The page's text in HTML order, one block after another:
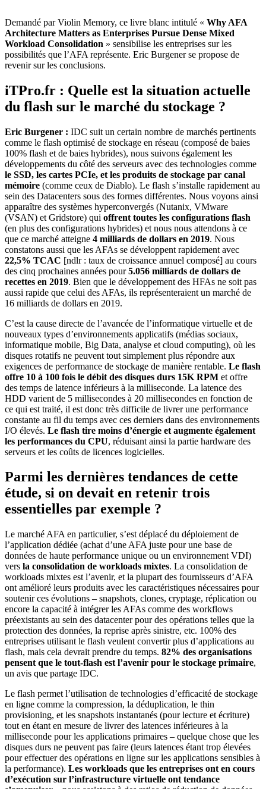
Demandé par Violin Memory, ce livre blanc intitulé « Why AFA
Architecture Matters as Enterprises Pursue Dense Mixed
Workload Consolidation » sensibilise les entreprises sur les
possibilités que l’AFA représente. Eric Burgener se propose de
revenir sur les conclusions.
iTPro.fr : Quelle est la situation actuelle
du flash sur le marché du stockage ?
Eric Burgener : IDC suit un certain nombre de marchés pertinents
comme le flash optimisé de stockage en réseau (composé de baies
100% flash et de baies hybrides), nous suivons également les
développements du côté des serveurs avec des technologies comme
le SSD, les cartes PCIe, et les produits de stockage par canal
mémoire (comme ceux de Diablo). Le flash s’installe rapidement au
sein des Datacenters sous des formes différentes. Nous voyons ainsi
apparaître des systèmes hyperconvergés (Nutanix, VMware
(VSAN) et Gridstore) qui offrent toutes les configurations flash
(en plus des configurations hybrides) et nous nous attendons à ce
que ce marché atteigne 4 milliards de dollars en 2019. Nous
constatons aussi que les AFAs se développent rapidement avec
22,5% TCAC [ndlr : taux de croissance annuel composé] au cours
des cinq prochaines années pour5.056 milliards de dollars de
recettes en 2019. Bien que le développement des HFAs ne soit pas
aussi rapide que celui des AFAs, ils représenteraient un marché de
16 milliards de dollars en 2019.
C’est la cause directe de l’avancée de l’informatique virtuelle et de
nouveaux types d’environnements applicatifs (médias sociaux,
informatique mobile, Big Data, analyse et cloud computing), où les
disques rotatifs ne peuvent tout simplement plus répondre aux
exigences de performance de stockage de manière rentable. Le flash
offre 10 à 100 fois le débit des disques durs 15K RPM et offre
des temps de latence inférieurs à la milliseconde. La latence des
HDD varient de 5 millisecondes à 20 millisecondes en fonction de
ce qui est traité, il est donc très difficile de livrer une performance
constante au fil du temps avec ces derniers dans des environnements
I/O élevés. Le flash tire moins d’énergie et augmente également
les performances du CPU, réduisant ainsi la partie hardware des
serveurs et les coûts de licences logicielles.
Parmi les dernières tendances de cette
étude, si on devait en retenir trois
essentielles par exemple ?
Le marché AFA en particulier, s’est déplacé du déploiement de
l’application dédiée (achat d’une AFA juste pour une base de
données de haute performance unique ou un environnement VDI)
vers la consolidation de workloads mixtes. La consolidation de
workloads mixtes est l’avenir, et la plupart des fournisseurs d’AFA
ont amélioré leurs produits avec les caractéristiques nécessaires pour
soutenir ces évolutions – snapshots, clones, cryptage, réplication ou
encore la capacité à intégrer les AFAs comme des workflows
préexistants au sein des datacenter pour des opérations telles que la
protection des données, la reprise après sinistre, etc. 100% des
entreprises utilisant le flash veulent convertir plus d’applications au
flash, mais cela devrait prendre du temps. 82% des organisations
pensent que le tout-flash est l’avenir pour le stockage primaire,
un avis que partage IDC.
Le flash permet l’utilisation de technologies d’efficacité de stockage
en ligne comme la compression, la déduplication, le thin
provisioning, et les snapshots instantanés (pour lecture et écriture)
tout en étant en mesure de livrer des latences inférieures à la
milliseconde pour les applications primaires – quelque chose que les
disques durs ne peuvent pas faire (leurs latences étant trop élevées
pour effectuer des opérations en ligne sur les applications sensibles à
la performance). Les workloads que les entreprises ont en cours
d’exécution sur l’infrastructure virtuelle ont tendance